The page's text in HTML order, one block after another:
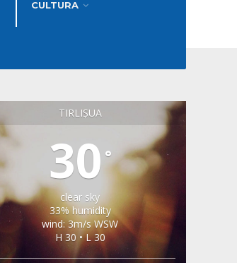
CULTURA
TIRLIȘUA
30 °
clear sky
33% humidity
wind: 3m/s WSW
H 30 • L 30